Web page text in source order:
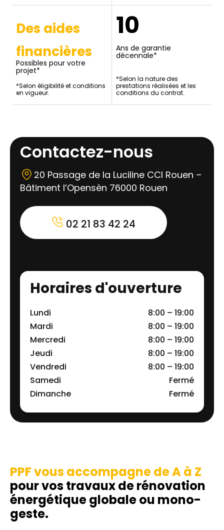
Des aides
financières
Possibles pour votre
projet*
*Selon éligibilité et conditions
en vigueur.
10
Ans de garantie
décennale*
*Selon la nature des
prestations réalisées et les
conditions du contrat.
Contactez-nous
20 Passage de la Luciline CCI Rouen –
Bâtiment l’Opensèn 76000 Rouen
02 21 83 42 24
Horaires d'ouverture
Lundi
8:00 – 19:00
Mardi
8:00 – 19:00
Mercredi
8:00 – 19:00
Jeudi
8:00 – 19:00
Vendredi
8:00 – 19:00
Samedi
Fermé
Dimanche
Fermé
PPF vous accompagne de A à Z
pour vos travaux de rénovation
énergétique globale ou mono-
geste.